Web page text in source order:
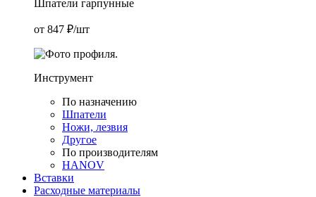
Шпатели гарпунные
от 847 ₽/шт
Инструмент
По назначению
Шпатели
Ножи, лезвия
Другое
По производителям
HANOV
Вставки
Расходные материалы